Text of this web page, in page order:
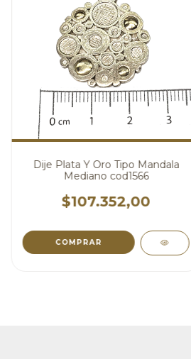
Dije Plata Y Oro Tipo Mandala
Mediano cod1566
$107.352,00